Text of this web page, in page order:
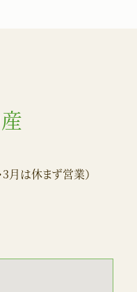
3月は休まず営業）